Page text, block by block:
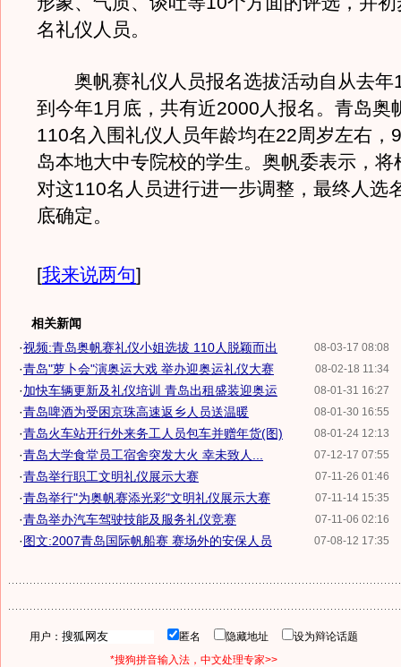
名礼仪人员。
奥帆赛礼仪人员报名选拔活动自从去年
到今年1月底，共有近2000人报名。青岛奥
110名入围礼仪人员年龄均在22周岁左右，
岛本地大中专院校的学生。奥帆委表示，将
对这110名人员进行进一步调整，最终人选
底确定。
[我来说两句]
相关新闻
08-03-17 08:08
·视频:青岛奥帆赛礼仪小姐选拔 110人脱颖而出
08-02-18 11:34
·青岛"萝卜会"演奥运大戏 举办迎奥运礼仪大赛
08-01-31 16:27
·加快车辆更新及礼仪培训 青岛出租盛装迎奥运
08-01-30 16:55
·青岛啤酒为受困京珠高速返乡人员送温暖
08-01-24 12:13
·青岛火车站开行外来务工人员包车并赠年货(图)
07-12-17 07:55
·青岛大学食堂员工宿舍突发大火 幸未致人...
07-11-26 01:46
·青岛举行职工文明礼仪展示大赛
07-11-14 15:35
·青岛举行"为奥帆赛添光彩"文明礼仪展示大赛
07-11-06 02:16
·青岛举办汽车驾驶技能及服务礼仪竞赛
07-08-12 17:35
·图文:2007青岛国际帆船赛 赛场外的安保人员
用户： 匿名 隐藏地址
设为辩论话题
*搜狗拼音输入法，中文处理专家>>